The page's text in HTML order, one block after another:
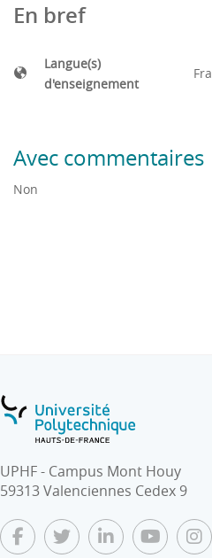
En bref
Langue(s)
d'enseignement
Avec commentaires
Non
UPHF - Campus Mont Houy
59313 Valenciennes Cedex 9